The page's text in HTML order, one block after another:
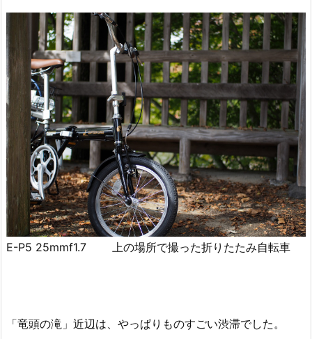
E-P5 25mmf1.7 上の場所で撮った折りたたみ自転車
「竜頭の滝」近辺は、やっぱりものすごい渋滞でした。